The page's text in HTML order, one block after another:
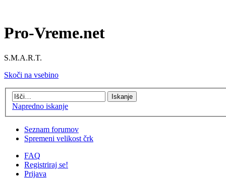
Pro-Vreme.net
S.M.A.R.T.
Skoči na vsebino
Napredno iskanje
Seznam forumov
Spremeni velikost črk
FAQ
Registriraj se!
Prijava